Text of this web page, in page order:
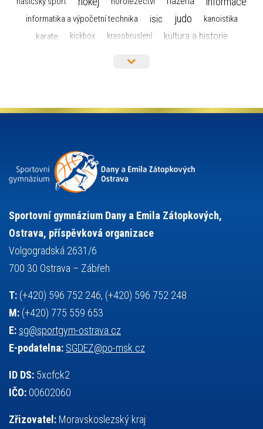
informatika a výpočetní technika isic judo
kanoistika
karate
kickbox krasobruslení
kultura a historie
olympiáda dětí a mládeže organizace plavání
snowboarding
sportovní gymnastika sportovní lezení
stolní tenis střelba
teorie sportovní přípravy
tělesná výchova
událost
volejbal
vybavení vysvědčení vzpírání
výuka všesportovní výcvikový kurz
základy společenských věd
Sportovní gymnázium Dany a Emila Zátopkových,
Ostrava, příspěvková organizace
Volgogradská 2631/6
700 30 Ostrava – Zábřeh
T: (+420) 596 752 246, (+420) 596 752 248
M: (+420) 775 559 653
E: sg@sportgym-ostrava.cz
E-podatelna: SGDEZ@po-msk.cz
ID DS: 5xcfck2
IČO: 00602060
Zřizovatel: Moravskoslezský kraj